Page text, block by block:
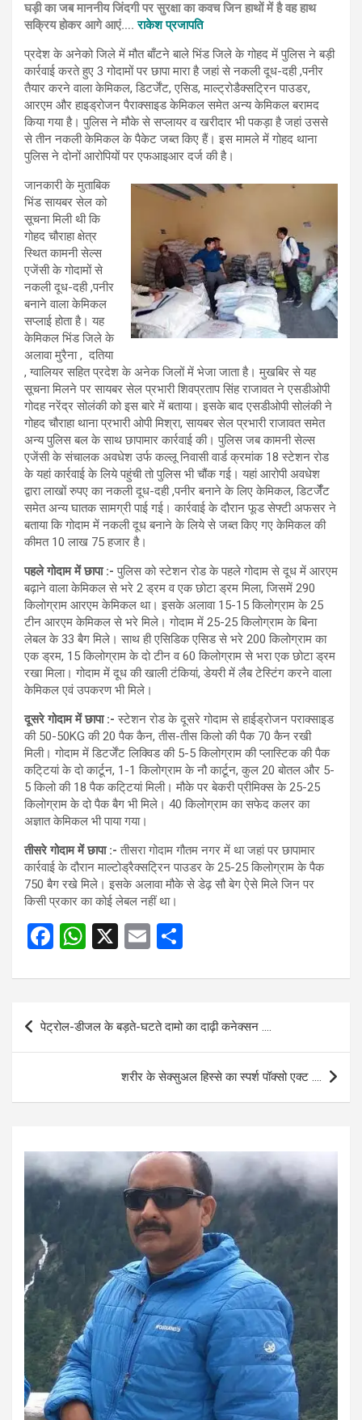
घड़ी का जब माननीय जिंदगी पर सुरक्षा का कवच जिन हाथों में है वह हाथ
सक्रिय होकर आगे आएं….राकेश प्रजापति
प्रदेश के अनेको जिले में मौत बाँटने बाले भिंड जिले के गोहद में पुलिस ने बड़ी
कार्रवाई करते हुए 3 गोदामों पर छापा मारा है जहां से नकली दूध-दही ,पनीर
तैयार करने वाला केमिकल, डिटर्जेंट, एसिड, माल्ट्रोडैक्सट्रिन पाउडर,
आरएम और हाइड्रोजन पैराक्साइड केमिकल समेत अन्य केमिकल बरामद
किया गया है। पुलिस ने मौके से सप्लायर व खरीदार भी पकड़ा है जहां उससे
से तीन नकली केमिकल के पैकेट जब्त किए हैं। इस मामले में गोहद थाना
पुलिस ने दोनों आरोपियों पर एफआइआर दर्ज की है।
जानकारी के मुताबिक
भिंड सायबर सेल को
सूचना मिली थी कि
गोहद चौराहा क्षेत्र
स्थित कामनी सेल्स
एजेंसी के गोदामों से
नकली दूध-दही ,पनीर
बनाने वाला केमिकल
सप्लाई होता है। यह
केमिकल भिंड जिले के
अलावा मुरैना , दतिया
, ग्वालियर सहित प्रदेश के अनेक जिलों में भेजा जाता है। मुखबिर से यह
सूचना मिलने पर सायबर सेल प्रभारी शिवप्रताप सिंह राजावत ने एसडीओपी
गोदह नरेंद्र सोलंकी को इस बारे में बताया। इसके बाद एसडीओपी सोलंकी ने
गोहद चौराहा थाना प्रभारी ओपी मिश्रा, सायबर सेल प्रभारी राजावत समेत
अन्य पुलिस बल के साथ छापामार कार्रवाई की। पुलिस जब कामनी सेल्स
एजेंसी के संचालक अवधेश उर्फ कल्लू निवासी वार्ड क्रमांक 18 स्टेशन रोड
के यहां कार्रवाई के लिये पहुंची तो पुलिस भी चौंक गई। यहां आरोपी अवधेश
द्वारा लाखों रुपए का नकली दूध-दही ,पनीर बनाने के लिए केमिकल, डिटर्जेँट
समेत अन्य घातक सामग्री पाई गई। कार्रवाई के दौरान फूड सेफ्टी अफसर ने
बताया कि गोदाम में नकली दूध बनाने के लिये से जब्त किए गए केमिकल की
कीमत 10 लाख 75 हजार है।
पहले गोदाम में छापा :-पुलिस को स्टेशन रोड के पहले गोदाम से दूध में आरएम
बढ़ाने वाला केमिकल से भरे 2 ड्रम व एक छोटा ड्रम मिला, जिसमें 290
किलोग्राम आरएम केमिकल था। इसके अलावा 15-15 किलोग्राम के 25
टीन आरएम केमिकल से भरे मिले। गोदाम में 25-25 किलोग्राम के बिना
लेबल के 33 बैग मिले। साथ ही एसिडिक एसिड से भरे 200 किलोग्राम का
एक ड्रम, 15 किलोग्राम के दो टीन व 60 किलोग्राम से भरा एक छोटा ड्रम
रखा मिला। गोदाम में दूध की खाली टंकियां, डेयरी में लैब टेस्टिंग करने वाला
केमिकल एवं उपकरण भी मिले।
दूसरे गोदाम में छापा :-स्टेशन रोड के दूसरे गोदाम से हाईड्रोजन पराक्साइड
की 50-50KG की 20 पैक कैन, तीस-तीस किलो की पैक 70 कैन रखी
मिली। गोदाम में डिटर्जेंट लिक्विड की 5-5 किलोग्राम की प्लास्टिक की पैक
कटि्टयां के दो कार्टून, 1-1 किलोग्राम के नौ कार्टून, कुल 20 बोतल और 5-
5 किलो की 18 पैक कटि्टयां मिली। मौके पर बेकरी प्रीमिक्स के 25-25
किलोग्राम के दो पैक बैग भी मिले। 40 किलोग्राम का सफेद कलर का
अज्ञात केमिकल भी पाया गया।
तीसरे गोदाम में छापा :-तीसरा गोदाम गौतम नगर में था जहां पर छापामार
कार्रवाई के दौरान माल्टोड्रैक्सट्रिन पाउडर के 25-25 किलोग्राम के पैक
750 बैग रखे मिले। इसके अलावा मौके से डेढ़ सौ बेग ऐसे मिले जिन पर
किसी प्रकार का कोई लेबल नहीं था।
F
ce
b
o
W
at
A
X
E
ail ar
Post
navigation
पेट्रोल-डीजल के बड़ते-घटते दामो का दाढ़ी कनेक्सन ….
शरीर के सेक्सुअल हिस्से का स्पर्श पॉक्सो एक्ट ….